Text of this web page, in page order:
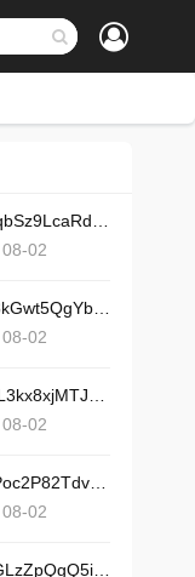
08-02
08-02
08-02
08-02